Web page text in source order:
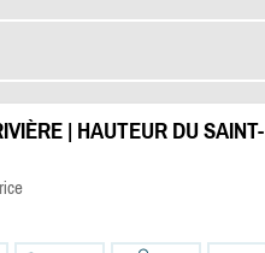
| HAUTEUR DU SAINT-